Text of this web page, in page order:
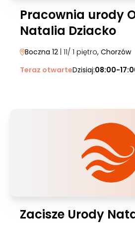
Pracownia urody
Natalia Dziacko
Boczna 12 | 11/ 1 piętro, Chorzów
Teraz otwarteDzisiaj:08:00-
Zacisze Urody